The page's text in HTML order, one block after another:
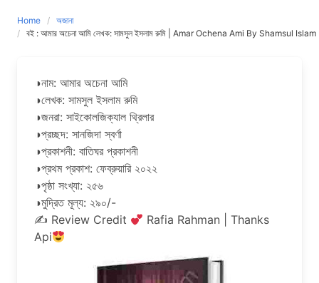
Home
অজানা
বই : আমার অচেনা আমি লেখক: সামসুল ইসলাম রুমি | Amar Ochena Ami By Shamsul Islam
◑নাম: আমার অচেনা আমি
◑লেখক: সামসুল ইসলাম রুমি
◑জনরা: সাইকোলজিক্যাল থ্রিলার
◑প্রচ্ছদ: সানজিদা স্বর্ণা
◑প্রকাশনী: বাতিঘর প্রকাশনী
◑প্রথম প্রকাশ: ফেব্রুয়ারি ২০২২
◑পৃষ্ঠা সংখ্যা: ২৫৬
◑মুদ্রিত মূল্য: ২৯০/-
✍ Review Credit
Rafia Rahman | Thanks
Api